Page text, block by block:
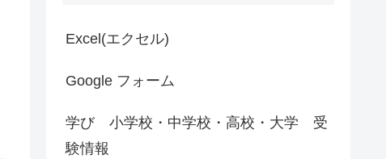
Excel(エクセル)
Google フォーム
学び 小学校・中学校・高校・大学 受
験情報